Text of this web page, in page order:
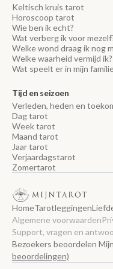
Keltisch kruis tarot
Horoscoop tarot
Wie ben ik echt?
Wat verberg ik voor
Welke wond draag ik nog
Welke waarheid vermijd ik?
Wat speelt er in mijn
Tijd en seizoen
Verleden, heden en
Dag tarot
Week tarot
Maand tarot
Jaar tarot
Verjaardagstarot
Zomertarot
HomeTarotleggingen
Algemene voorwaarden
Support, vragen en
Bezoekers beoordelen
beoordelingen)